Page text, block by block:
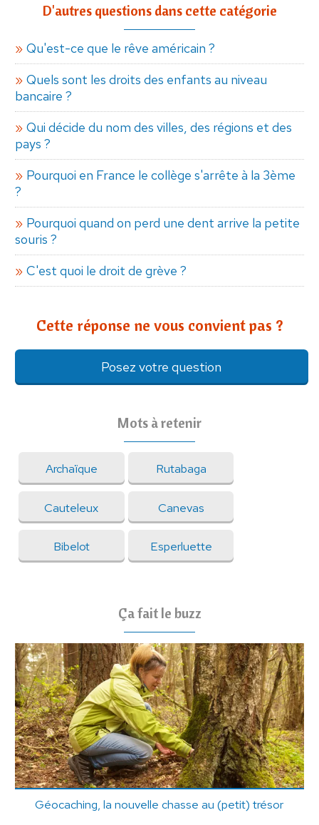
D'autres questions dans cette catégorie
Qu'est-ce que le rêve américain ?
Quels sont les droits des enfants au niveau
bancaire ?
Qui décide du nom des villes, des régions et des
pays ?
Pourquoi en France le collège s'arrête à la 3ème
?
Pourquoi quand on perd une dent arrive la petite
souris ?
C'est quoi le droit de grève ?
Cette réponse ne vous convient pas ?
Posez votre question
Mots à retenir
Archaïque Rutabaga
Cauteleux Canevas
Bibelot Esperluette
Ça fait le buzz
Géocaching, la nouvelle chasse au (petit) trésor